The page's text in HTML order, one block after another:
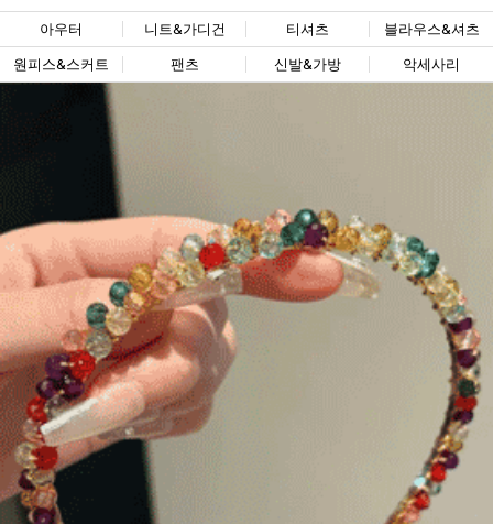
아우터 니트&가디건 티셔츠 블라우스&셔츠
원피스&스커트 팬츠 신발&가방 악세사리